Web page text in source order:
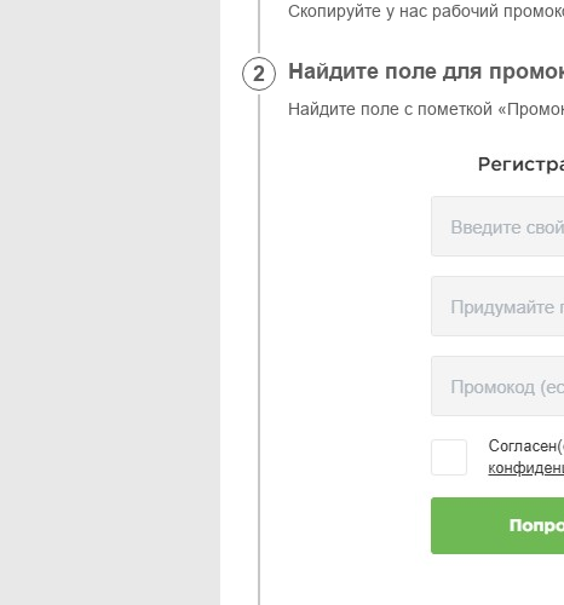
Скопируйте у нас рабочий
Найдите поле для
Найдите поле с пометкой